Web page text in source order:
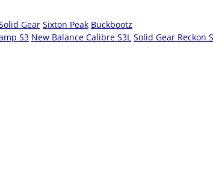
Gear Sixton Peak Buckbootz
S3 New Balance Calibre S3L Solid Gear Reckon